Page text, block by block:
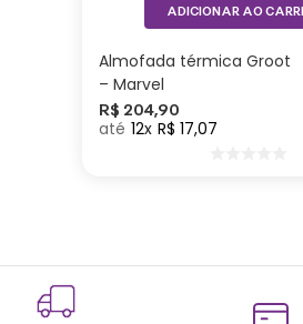
Almofada térmica Groot
– Marvel
R$ 204,90
12 R$ 17,07
ADICIONAR AO